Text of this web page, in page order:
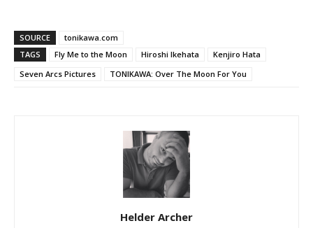
SOURCE
tonikawa.com
TAGS
Fly Me to the Moon Hiroshi Ikehata
Kenjiro Hata
Seven Arcs Pictures
TONIKAWA: Over The Moon For You
Helder Archer